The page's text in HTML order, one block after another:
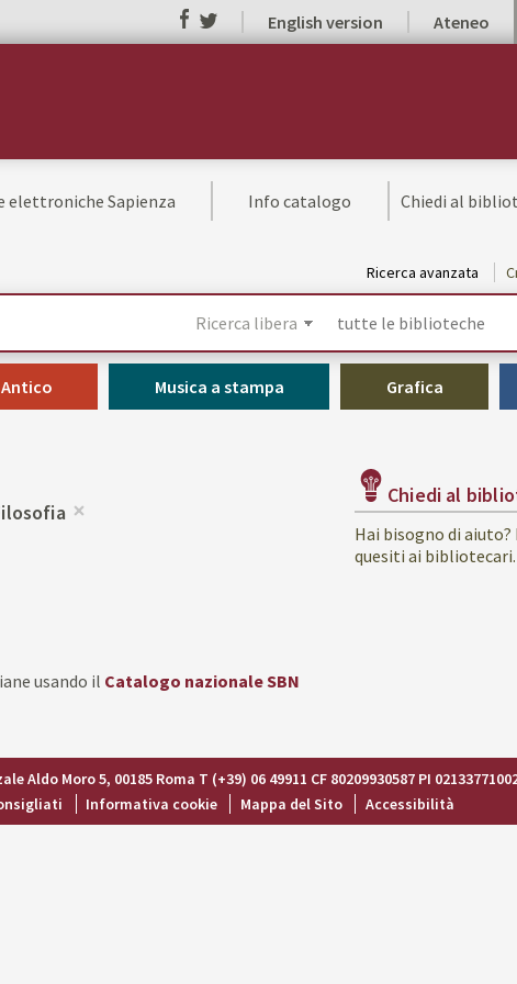
English version Ateneo
elettroniche Sapienza Info catalogo Chiedi al
Musica a stampa Grafica
Ricerca avanzata
la
tua
usando il Catalogo nazionale SBN
Chiedi al
Hai bisogno di
quesiti ai bibliotecari.
Moro 5, 00185 Roma T (+39) 06 49911 CF 80209930587 PI
Informativa cookie Mappa del Sito Accessibilità